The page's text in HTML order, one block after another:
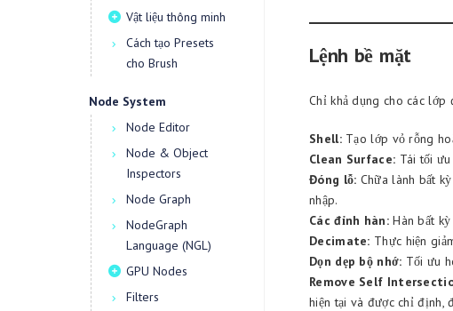
Vật liệu thông minh
Cách tạo Presets
cho Brush
Node System
Node Editor
Node & Object
Inspectors
Node Graph
NodeGraph
Language (NGL)
GPU Nodes
Filters
Lệnh bề mặt
Chỉ khả dụng cho các lớp
Shell:Tạo lớp vỏ rỗng
Clean Surface: Tái tối
Đóng lỗ: Chữa lành bất
nhập.
Các đỉnh hàn:Hàn bất kỳ
Decimate: Thực hiện
Dọn dẹp bộ nhớ: Tối ưu
Remove Self
hiện tại và được chỉ định,